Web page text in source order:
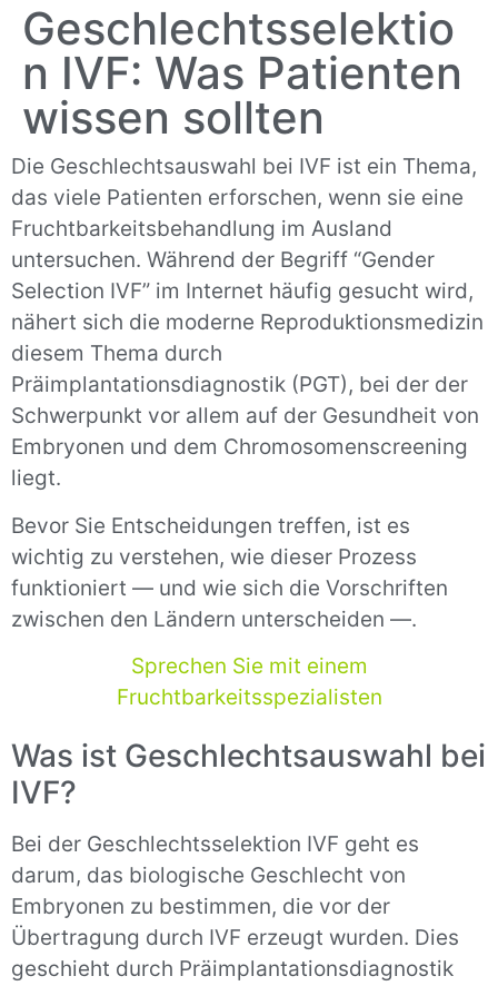
Geschlechtsselektio
n IVF: Was Patienten
wissen sollten
Die Geschlechtsauswahl bei IVF ist ein Thema,
das viele Patienten erforschen, wenn sie eine
Fruchtbarkeitsbehandlung im Ausland
untersuchen. Während der Begriff “Gender
Selection IVF” im Internet häufig gesucht wird,
nähert sich die moderne Reproduktionsmedizin
diesem Thema durch
Präimplantationsdiagnostik (PGT), bei der der
Schwerpunkt vor allem auf der Gesundheit von
Embryonen und dem Chromosomenscreening
liegt.
Bevor Sie Entscheidungen treffen, ist es
wichtig zu verstehen, wie dieser Prozess
funktioniert — und wie sich die Vorschriften
zwischen den Ländern unterscheiden —.
Sprechen Sie mit einem
Fruchtbarkeitsspezialisten
Was ist Geschlechtsauswahl bei
IVF?
Bei der Geschlechtsselektion IVF geht es
darum, das biologische Geschlecht von
Embryonen zu bestimmen, die vor der
Übertragung durch IVF erzeugt wurden. Dies
geschieht durch Präimplantationsdiagnostik